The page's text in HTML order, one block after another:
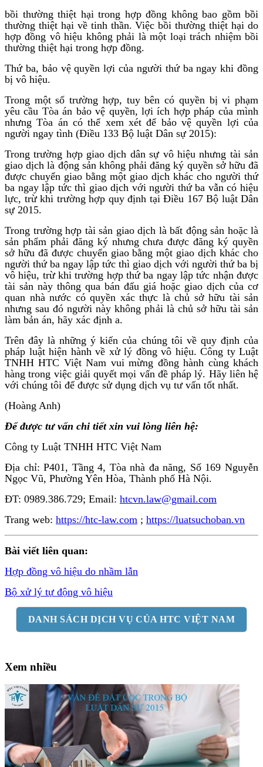
bồi thường thiệt hại trong hợp đồng không bao gồm bồi
thường thiệt hại về tinh thần. Việc bồi thường thiệt hại do
hợp đồng vô hiệu không phải là một loại trách nhiệm bồi
thường thiệt hại trong hợp đồng.
Thứ ba, bảo vệ quyền lợi của người thứ ba ngay khi đồng
bị vô hiệu.
Trong một số trường hợp, tuy bên có quyền bị vi phạm
yêu cầu Tòa án bảo vệ quyền, lợi ích hợp pháp của mình
nhưng Tòa án có thể xem xét để bảo vệ quyền lợi của
người ngay tình (Điều 133 Bộ luật Dân sự 2015):
Trong trường hợp giao dịch dân sự vô hiệu nhưng tài sản
giao dịch là động sản không phải đăng ký quyền sở hữu đã
được chuyển giao bằng một giao dịch khác cho người thứ
ba ngay lập tức thì giao dịch với người thứ ba vẫn có hiệu
lực, trừ khi trường hợp quy định tại Điều 167 Bộ luật Dân
sự 2015.
Trong trường hợp tài sản giao dịch là bất động sản hoặc là
sản phẩm phải đăng ký nhưng chưa được đăng ký quyền
sở hữu đã được chuyển giao bằng một giao dịch khác cho
người thứ ba ngay lập tức thì giao dịch với người thứ ba bị
vô hiệu, trừ khi trường hợp thứ ba ngay lập tức nhận được
tài sản này thông qua bán đấu giá hoặc giao dịch của cơ
quan nhà nước có quyền xác thực là chủ sở hữu tài sản
nhưng sau đó người này không phải là chủ sở hữu tài sản
làm bản án, hãy xác định a.
Trên đây là những ý kiến của chúng tôi về quy định của
pháp luật hiện hành về xử lý đồng vô hiệu. Công ty Luật
TNHH HTC Việt Nam vui mừng đồng hành cùng khách
hàng trong việc giải quyết mọi vấn đề pháp lý. Hãy liên hệ
với chúng tôi để được sử dụng dịch vụ tư vấn tốt nhất.
(Hoàng Anh)
Để được tư vấn chi tiết xin vui lòng liên hệ:
Công ty Luật TNHH HTC Việt Nam
Địa chỉ: P401, Tầng 4, Tòa nhà đa năng, Số 169 Nguyễn
Ngọc Vũ, Phường Yên Hòa, Thành phố Hà Nội.
ĐT: 0989.386.729; Email: htcvn.law@gmail.com
Trang web: https://htc-law.com ; https://luatsuchoban.vn
Bài viết liên quan:
Hợp đồng vô hiệu do nhầm lẫn
Bộ xử lý tự động vô hiệu
DANH SÁCH DỊCH VỤ CỦA HTC VIỆT NAM
Xem nhiều